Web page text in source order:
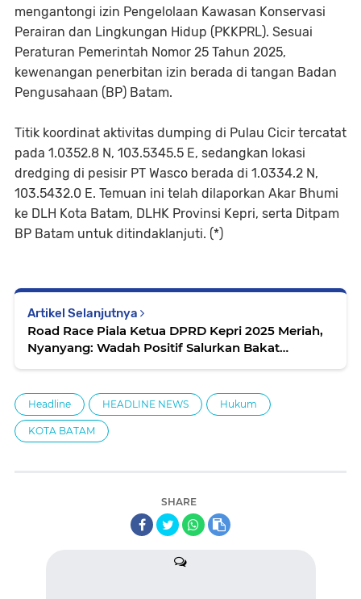
mengantongi izin Pengelolaan Kawasan Konservasi
Perairan dan Lingkungan Hidup (PKKPRL). Sesuai
Peraturan Pemerintah Nomor 25 Tahun 2025,
kewenangan penerbitan izin berada di tangan Badan
Pengusahaan (BP) Batam.
Titik koordinat aktivitas dumping di Pulau Cicir tercatat
pada 1.0352.8 N, 103.5345.5 E, sedangkan lokasi
dredging di pesisir PT Wasco berada di 1.0334.2 N,
103.5432.0 E. Temuan ini telah dilaporkan Akar Bhumi
ke DLH Kota Batam, DLHK Provinsi Kepri, serta Ditpam
BP Batam untuk ditindaklanjuti. (*)
Artikel Selanjutnya
Road Race Piala Ketua DPRD Kepri 2025 Meriah,
Nyanyang: Wadah Positif Salurkan Bakat
Headline HEADLINE NEWS Hukum
KOTA BATAM
SHARE